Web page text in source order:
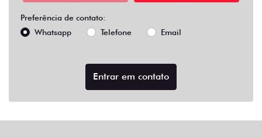
Preferência de contato:
Whatsapp
Telefone Email
Entrar em contato